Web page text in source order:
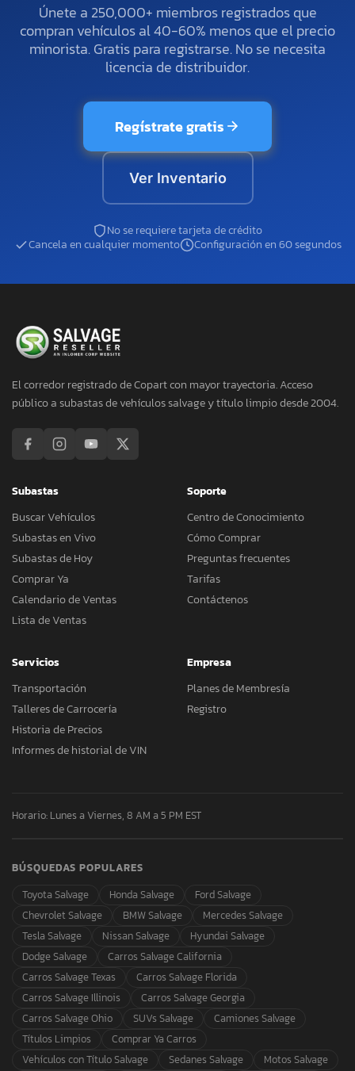
Únete a 250,000+ miembros registrados que
compran vehículos al 40-60% menos que el precio
minorista. Gratis para registrarse. No se necesita
licencia de distribuidor.
Regístrate gratis
Ver Inventario
No se requiere tarjeta de crédito
Cancela en cualquier momento
Configuración en 60 segundos
El corredor registrado de Copart con mayor trayectoria. Acceso
público a subastas de vehículos salvage y título limpio desde 2004.
Subastas
Buscar Vehículos
Subastas en Vivo
Subastas de Hoy
Comprar Ya
Calendario de Ventas
Lista de Ventas
Soporte
Centro de Conocimiento
Cómo Comprar
Preguntas frecuentes
Tarifas
Contáctenos
Servicios
Transportación
Talleres de Carrocería
Historia de Precios
Informes de historial de VIN
Empresa
Planes de Membresía
Registro
Horario: Lunes a Viernes, 8 AM a 5 PM EST
BÚSQUEDAS POPULARES
Toyota Salvage
Honda Salvage
Ford Salvage
Chevrolet Salvage
BMW Salvage
Mercedes Salvage
Tesla Salvage
Nissan Salvage
Hyundai Salvage
Dodge Salvage
Carros Salvage California
Carros Salvage Texas
Carros Salvage Florida
Carros Salvage Illinois
Carros Salvage Georgia
Carros Salvage Ohio
SUVs Salvage
Camiones Salvage
Títulos Limpios
Comprar Ya Carros
Vehículos con Título Salvage
Sedanes Salvage Motos Salvage